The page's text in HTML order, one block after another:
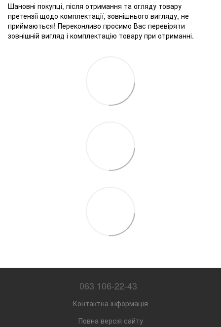
Шановні покупці, після отримання та огляду товару
претензії щодо комплектації, зовнішнього вигляду, не
приймаються! Переконливо просимо Вас перевіряти
зовнішній вигляд і комплектацію товару при отриманні.
063 106-22-43
Контактна інформація
Повна версія сайту